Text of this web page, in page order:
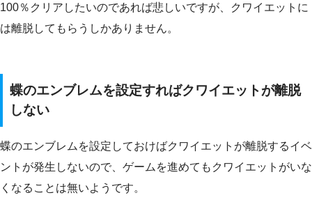
100％クリアしたいのであれば悲しいですが、クワイエットに
は離脱してもらうしかありません。
蝶のエンブレムを設定すればクワイエットが離脱
しない
蝶のエンブレムを設定しておけばクワイエットが離脱するイベ
ントが発生しないので、ゲームを進めてもクワイエットがいな
くなることは無いようです。